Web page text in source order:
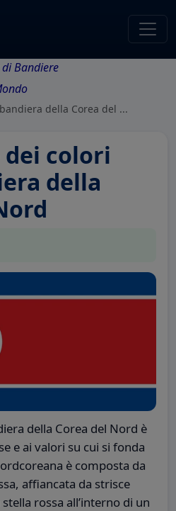
di Bandiere
della Corea del ...
colori
della
della Corea del Nord è
e ai valori su cui si fonda
è composta da
affiancata da strisce
rossa all’interno di un